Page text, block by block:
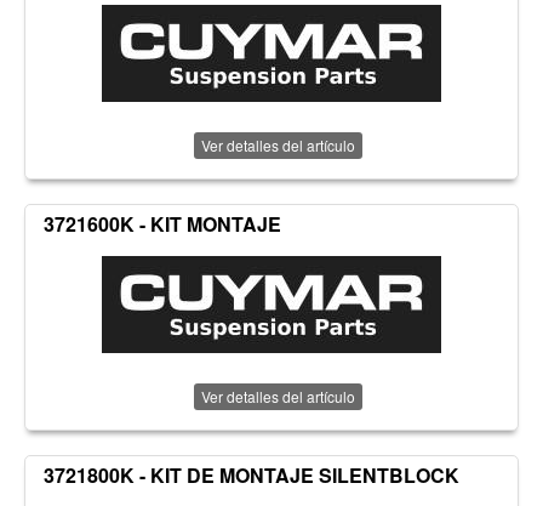
Ver detalles del artículo
3721600K - KIT MONTAJE
Ver detalles del artículo
3721800K - KIT DE MONTAJE SILENTBLOCK